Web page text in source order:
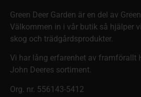
Green Deer Garden är en del av Green
Välkommen in i vår butik så hjälper
skog och trädgårdsprodukter.
Vi har lång erfarenhet av framförallt
John Deeres sortiment.
Org. nr. 556143-5412